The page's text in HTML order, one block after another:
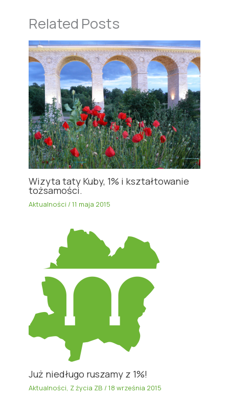
Related Posts
Wizyta taty Kuby, 1% i kształtowanie
tożsamości.
Aktualności /11 maja 2015
Już niedługo ruszamy z 1%!
Aktualności, Z życia ZB /18 września 2015